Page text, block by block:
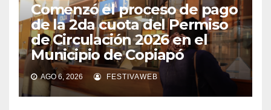
Comenzó el proceso de pago
de la 2da cuota del Permiso
de Circulación 2026 en el
Municipio de Copiapó
AGO 6, 2026 FESTIVAWEB